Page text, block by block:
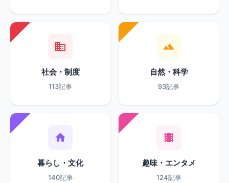
社会・制度
113記事
自然・科学
93記事
暮らし・文化
140記事
趣味・エンタメ
124記事